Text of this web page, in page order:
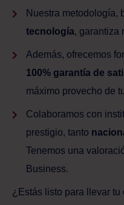
Nuestra metodología,
tecnología, garantiza
Además, ofrecemos
100% garantía de
máximo provecho de
Colaboramos con
prestigio, tanto
Tenemos una
Business.
¿Estás listo para llevar